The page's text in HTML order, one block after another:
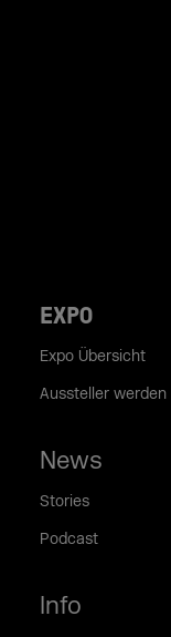
EXPO
Expo Übersicht
Aussteller werden
News
Stories
Podcast
Info